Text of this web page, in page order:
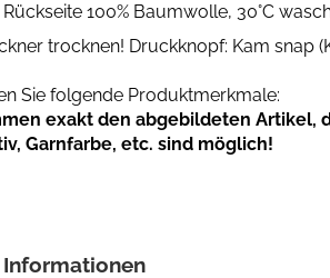
100% Baumwolle, 30°C
trocknen! Druckknopf: Kam snap
Sie folgende Produktmerkmale:
exakt den abgebildeten Artikel,
Garnfarbe, etc. sind möglich!